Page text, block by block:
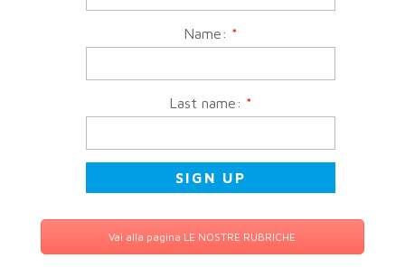
Name: *
Last name: *
Vai alla pagina LE NOSTRE RUBRICHE